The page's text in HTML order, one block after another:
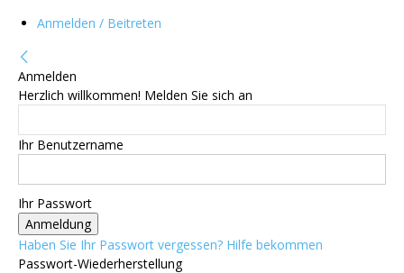
Anmelden / Beitreten
Anmelden
Herzlich willkommen! Melden Sie sich an
Ihr Benutzername
Ihr Passwort
Haben Sie Ihr Passwort vergessen? Hilfe bekommen
Passwort-Wiederherstellung